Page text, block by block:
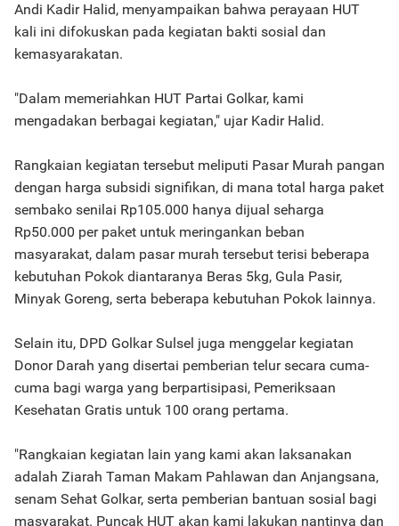
Andi Kadir Halid, menyampaikan bahwa perayaan HUT
kali ini difokuskan pada kegiatan bakti sosial dan
kemasyarakatan.
"Dalam memeriahkan HUT Partai Golkar, kami
mengadakan berbagai kegiatan," ujar Kadir Halid.
Rangkaian kegiatan tersebut meliputi Pasar Murah pangan
dengan harga subsidi signifikan, di mana total harga paket
sembako senilai Rp105.000 hanya dijual seharga
Rp50.000 per paket untuk meringankan beban
masyarakat, dalam pasar murah tersebut terisi beberapa
kebutuhan Pokok diantaranya Beras 5kg, Gula Pasir,
Minyak Goreng, serta beberapa kebutuhan Pokok lainnya.
Selain itu, DPD Golkar Sulsel juga menggelar kegiatan
Donor Darah yang disertai pemberian telur secara cuma-
cuma bagi warga yang berpartisipasi, Pemeriksaan
Kesehatan Gratis untuk 100 orang pertama.
"Rangkaian kegiatan lain yang kami akan laksanakan
adalah Ziarah Taman Makam Pahlawan dan Anjangsana,
senam Sehat Golkar, serta pemberian bantuan sosial bagi
masyarakat. Puncak HUT akan kami lakukan nantinya dan